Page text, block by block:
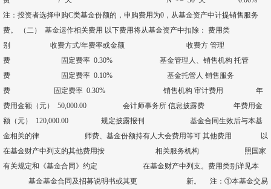
注：投资者选择申购C类基金份额的，申购费用为0，从基金资产中计提销售服务
费。 （二） 基金运作相关费用 以下费用将从基金资产中扣除： 费用类
别 收费方式/年费率或金额 收费方 管理
费 固定费率 0.30% 基金管理人、销售机构 托管
费 固定费率 0.10% 基金托管人 销售服务
费 固定费率 0.30% 销售机构 审计费用 年
费用金额（元） 50,000.00 会计师事务所 信息披露费 年费用金
额（元） 120,000.00 规定披露报刊 基金合同生效后与本基
金相关的律 师费、基金份额持有人大会费用等可 其他费用 以
在基金财产中列支的其他费用按 相关服务机构 照国家
有关规定和《基金合同》约定 在基金财产中列支。费用类别详见本
基金基金合同及招募说明书或其更 新。 注：①本基金交易